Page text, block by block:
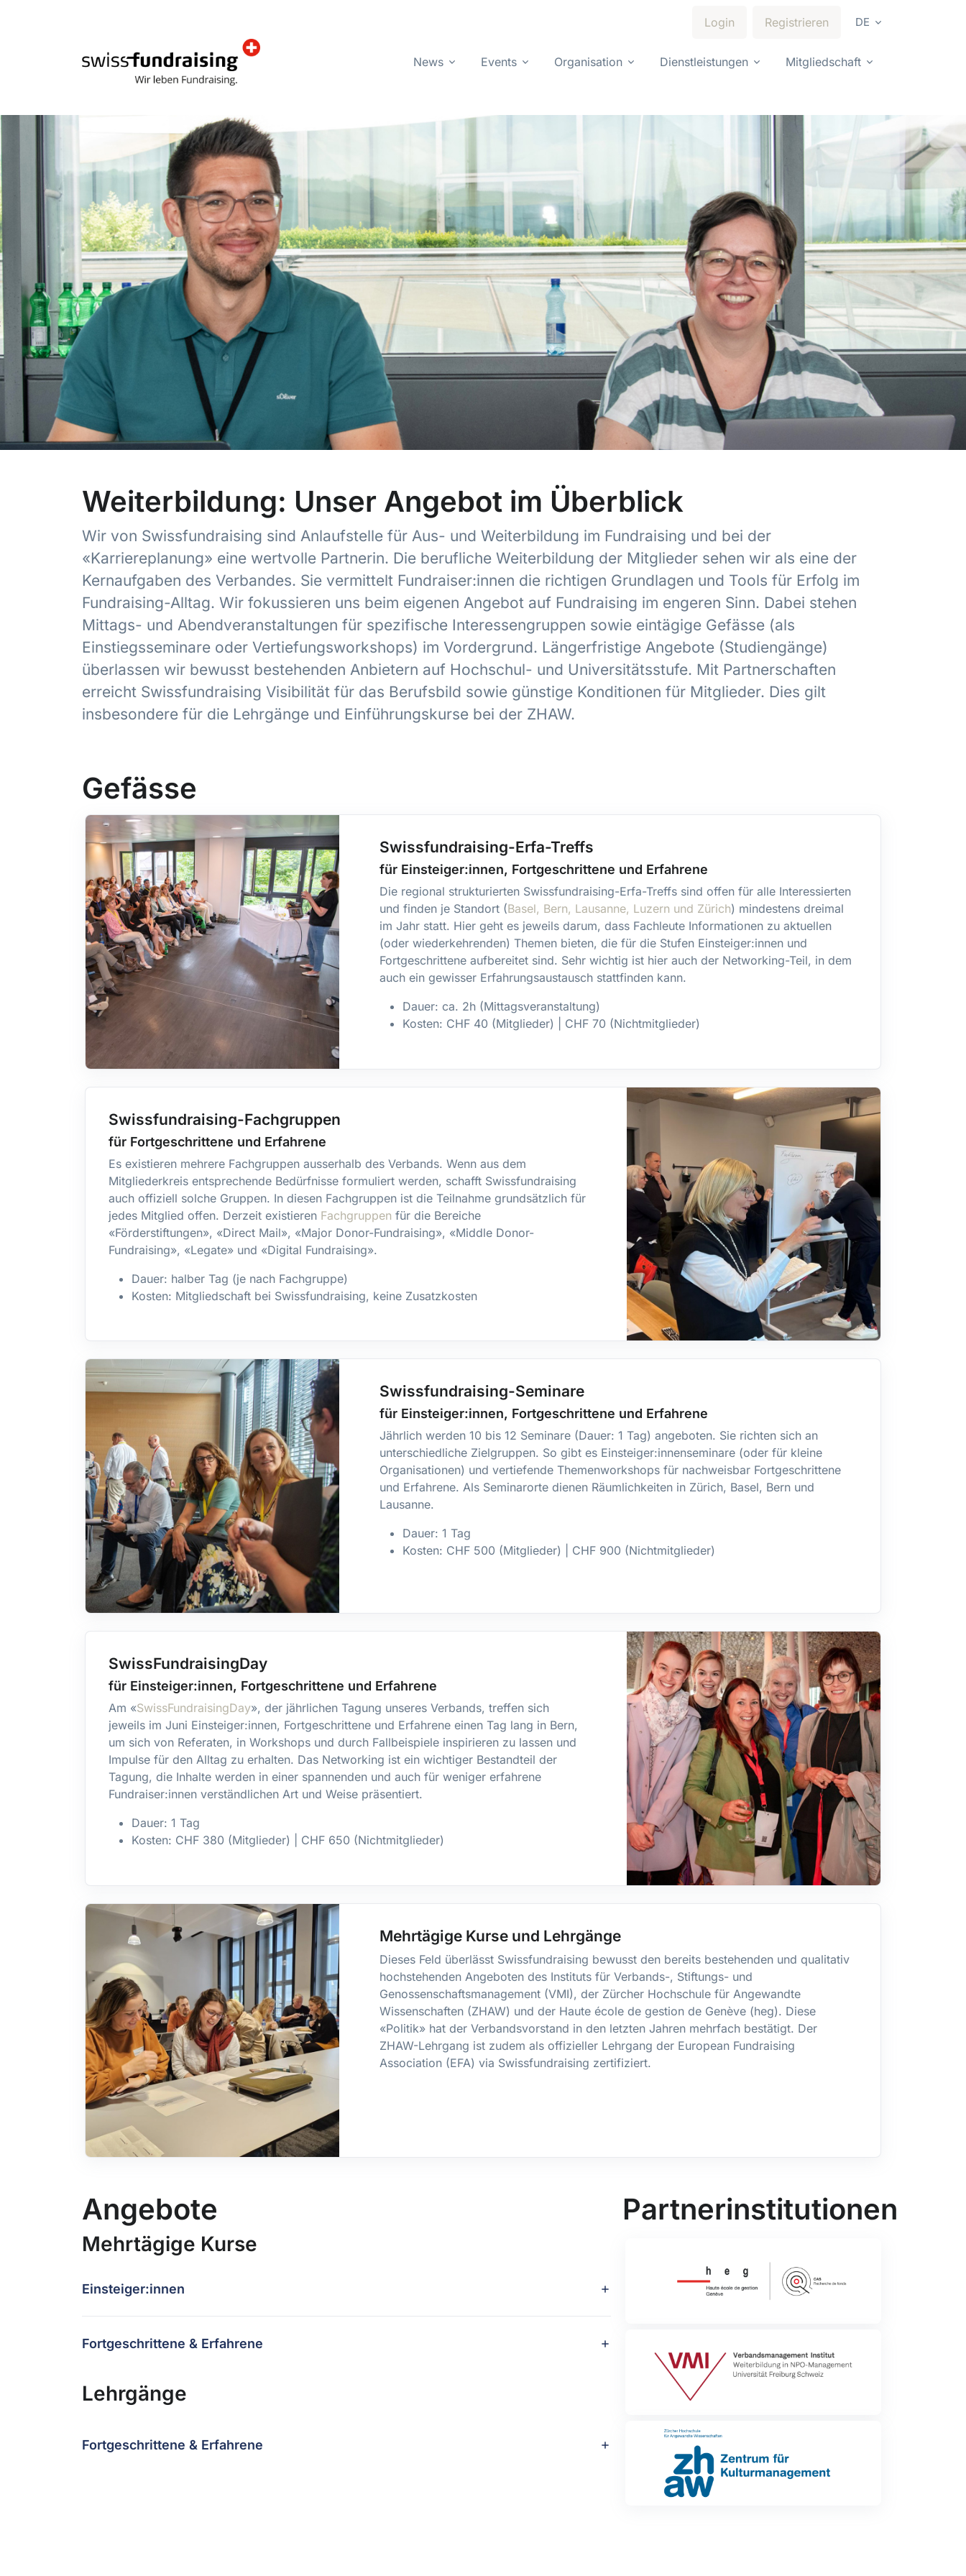
Login Registrieren DE
News Events Organisation Dienstleistungen Mitgliedschaft
Weiterbildung: Unser Angebot im Überblick
Wir von Swissfundraising sind Anlaufstelle für Aus- und Weiterbildung im Fundraising und bei der
«Karriereplanung» eine wertvolle Partnerin. Die berufliche Weiterbildung der Mitglieder sehen wir als eine der
Kernaufgaben des Verbandes. Sie vermittelt Fundraiser:innen die richtigen Grundlagen und Tools für Erfolg im
Fundraising-Alltag. Wir fokussieren uns beim eigenen Angebot auf Fundraising im engeren Sinn. Dabei stehen
Mittags- und Abendveranstaltungen für spezifische Interessengruppen sowie eintägige Gefässe (als
Einstiegsseminare oder Vertiefungsworkshops) im Vordergrund. Längerfristige Angebote (Studiengänge)
überlassen wir bewusst bestehenden Anbietern auf Hochschul- und Universitätsstufe. Mit Partnerschaften
erreicht Swissfundraising Visibilität für das Berufsbild sowie günstige Konditionen für Mitglieder. Dies gilt
insbesondere für die Lehrgänge und Einführungskurse bei der ZHAW.
Gefässe
Swissfundraising-Erfa-Treffs
für Einsteiger:innen, Fortgeschrittene und Erfahrene
Die regional strukturierten Swissfundraising-Erfa-Treffs sind offen für alle Interessierten
und finden je Standort (Basel, Bern, Lausanne, Luzern und Zürich) mindestens dreimal
im Jahr statt. Hier geht es jeweils darum, dass Fachleute Informationen zu aktuellen
(oder wiederkehrenden) Themen bieten, die für die Stufen Einsteiger:innen und
Fortgeschrittene aufbereitet sind. Sehr wichtig ist hier auch der Networking-Teil, in dem
auch ein gewisser Erfahrungsaustausch stattfinden kann.
Dauer: ca. 2h (Mittagsveranstaltung)
Kosten: CHF 40 (Mitglieder) | CHF 70 (Nichtmitglieder)
Swissfundraising-Fachgruppen
für Fortgeschrittene und Erfahrene
Es existieren mehrere Fachgruppen ausserhalb des Verbands. Wenn aus dem
Mitgliederkreis entsprechende Bedürfnisse formuliert werden, schafft Swissfundraising
auch offiziell solche Gruppen. In diesen Fachgruppen ist die Teilnahme grundsätzlich für
jedes Mitglied offen. Derzeit existieren Fachgruppen für die Bereiche
«Förderstiftungen», «Direct Mail», «Major Donor-Fundraising», «Middle Donor-
Fundraising», «Legate» und «Digital Fundraising».
Dauer: halber Tag (je nach Fachgruppe)
Kosten: Mitgliedschaft bei Swissfundraising, keine Zusatzkosten
Swissfundraising-Seminare
für Einsteiger:innen, Fortgeschrittene und Erfahrene
Jährlich werden 10 bis 12 Seminare (Dauer: 1 Tag) angeboten. Sie richten sich an
unterschiedliche Zielgruppen. So gibt es Einsteiger:innenseminare (oder für kleine
Organisationen) und vertiefende Themenworkshops für nachweisbar Fortgeschrittene
und Erfahrene. Als Seminarorte dienen Räumlichkeiten in Zürich, Basel, Bern und
Lausanne.
Dauer: 1 Tag
Kosten: CHF 500 (Mitglieder) | CHF 900 (Nichtmitglieder)
SwissFundraisingDay
für Einsteiger:innen, Fortgeschrittene und Erfahrene
Am «SwissFundraisingDay», der jährlichen Tagung unseres Verbands, treffen sich
jeweils im Juni Einsteiger:innen, Fortgeschrittene und Erfahrene einen Tag lang in Bern,
um sich von Referaten, in Workshops und durch Fallbeispiele inspirieren zu lassen und
Impulse für den Alltag zu erhalten. Das Networking ist ein wichtiger Bestandteil der
Tagung, die Inhalte werden in einer spannenden und auch für weniger erfahrene
Fundraiser:innen verständlichen Art und Weise präsentiert.
Dauer: 1 Tag
Kosten: CHF 380 (Mitglieder) | CHF 650 (Nichtmitglieder)
Mehrtägige Kurse und Lehrgänge
Dieses Feld überlässt Swissfundraising bewusst den bereits bestehenden und qualitativ
hochstehenden Angeboten des Instituts für Verbands-, Stiftungs- und
Genossenschaftsmanagement (VMI), der Zürcher Hochschule für Angewandte
Wissenschaften (ZHAW) und der Haute école de gestion de Genève (heg). Diese
«Politik» hat der Verbandsvorstand in den letzten Jahren mehrfach bestätigt. Der
ZHAW-Lehrgang ist zudem als offizieller Lehrgang der European Fundraising
Association (EFA) via Swissfundraising zertifiziert.
Angebote
Mehrtägige Kurse
Einsteiger:innen
Fortgeschrittene & Erfahrene
Lehrgänge
Fortgeschrittene & Erfahrene
Partnerinstitutionen